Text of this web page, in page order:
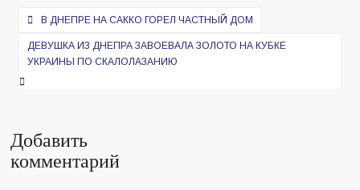
Навигация
по
записям
В ДНЕПРЕ НА САККО ГОРЕЛ ЧАСТНЫЙ ДОМ
ДЕВУШКА ИЗ ДНЕПРА ЗАВОЕВАЛА ЗОЛОТО НА КУБКЕ
УКРАИНЫ ПО СКАЛОЛАЗАНИЮ
Добавить
комментарий